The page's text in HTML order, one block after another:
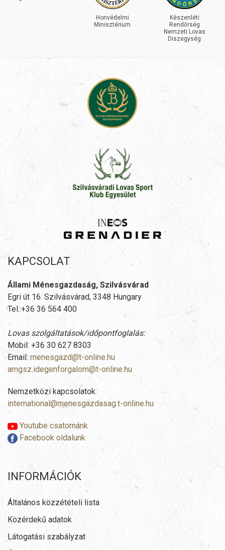
Készenléti
Rendőrség
KAPCSOLAT
Állami Ménesgazdaság, Szilvásvárad
Egri út 16. Szilvásvárad, 3348 Hungary
Tel.:+36 36 564 400
Lovas szolgáltatások/időpontfoglalás:
Mobil: +36 30 627 8303
Email: menesgazd@t-online.hu
amgsz.idegenforgalom@t-online.hu
Nemzetközi kapcsolatok:
international@menesgazdasag.t-online.hu
Youtube csatornánk
Facebook oldalunk
INFORMÁCIÓK
Általános közzétételi lista
Közérdekű adatok
Látogatási szabályzat